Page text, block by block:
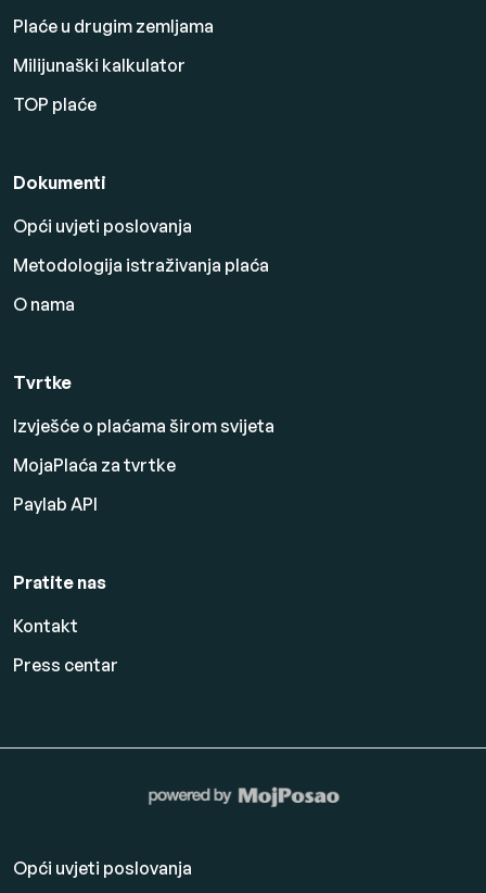
Plaće u drugim zemljama
Milijunaški kalkulator
TOP plaće
Dokumenti
Opći uvjeti poslovanja
Metodologija istraživanja plaća
O nama
Tvrtke
Izvješće o plaćama širom svijeta
MojaPlaća za tvrtke
Paylab API
Pratite nas
Kontakt
Press centar
Opći uvjeti poslovanja